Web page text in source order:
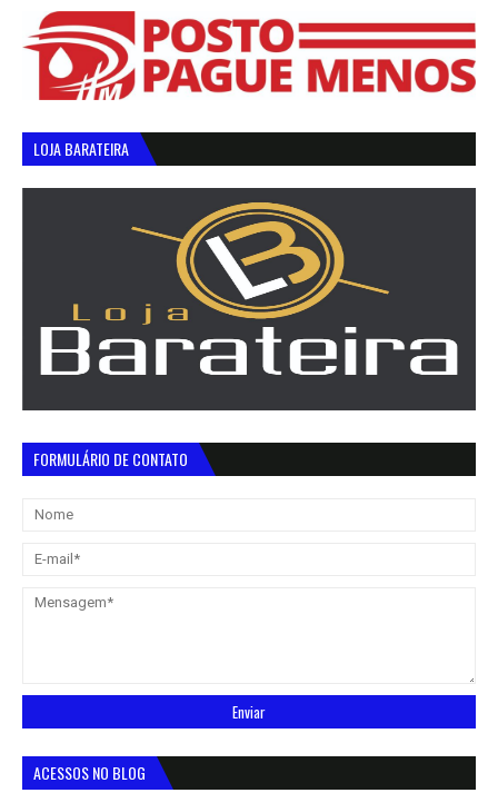
LOJA BARATEIRA
FORMULÁRIO DE CONTATO
ACESSOS NO BLOG